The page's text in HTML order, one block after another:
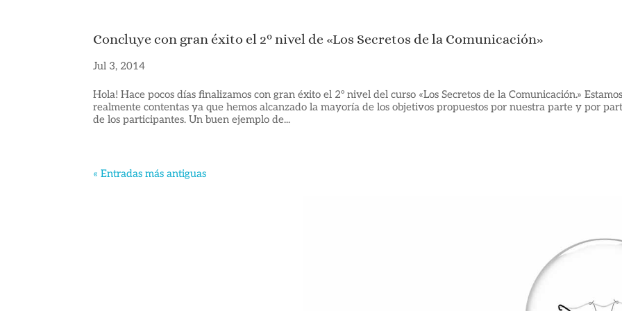
Concluye con gran éxito el 2º nivel de «Los Secretos de la Comunicación»
Jul 3, 2014
Hola! Hace pocos días finalizamos con gran éxito el 2º nivel del curso «Los Secretos de la Comunicación.»
realmente contentas ya que hemos alcanzado la mayoría de los objetivos propuestos por nuestra parte y por
de los participantes. Un buen ejemplo de...
« Entradas más antiguas